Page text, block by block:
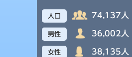
人口 74,137人
男性 36,002人
女性 38,135人